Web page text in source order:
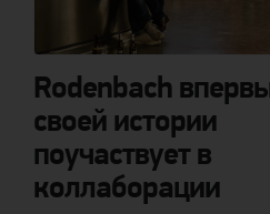
Rodenbach
своей истории
поучаствует в
коллаборации